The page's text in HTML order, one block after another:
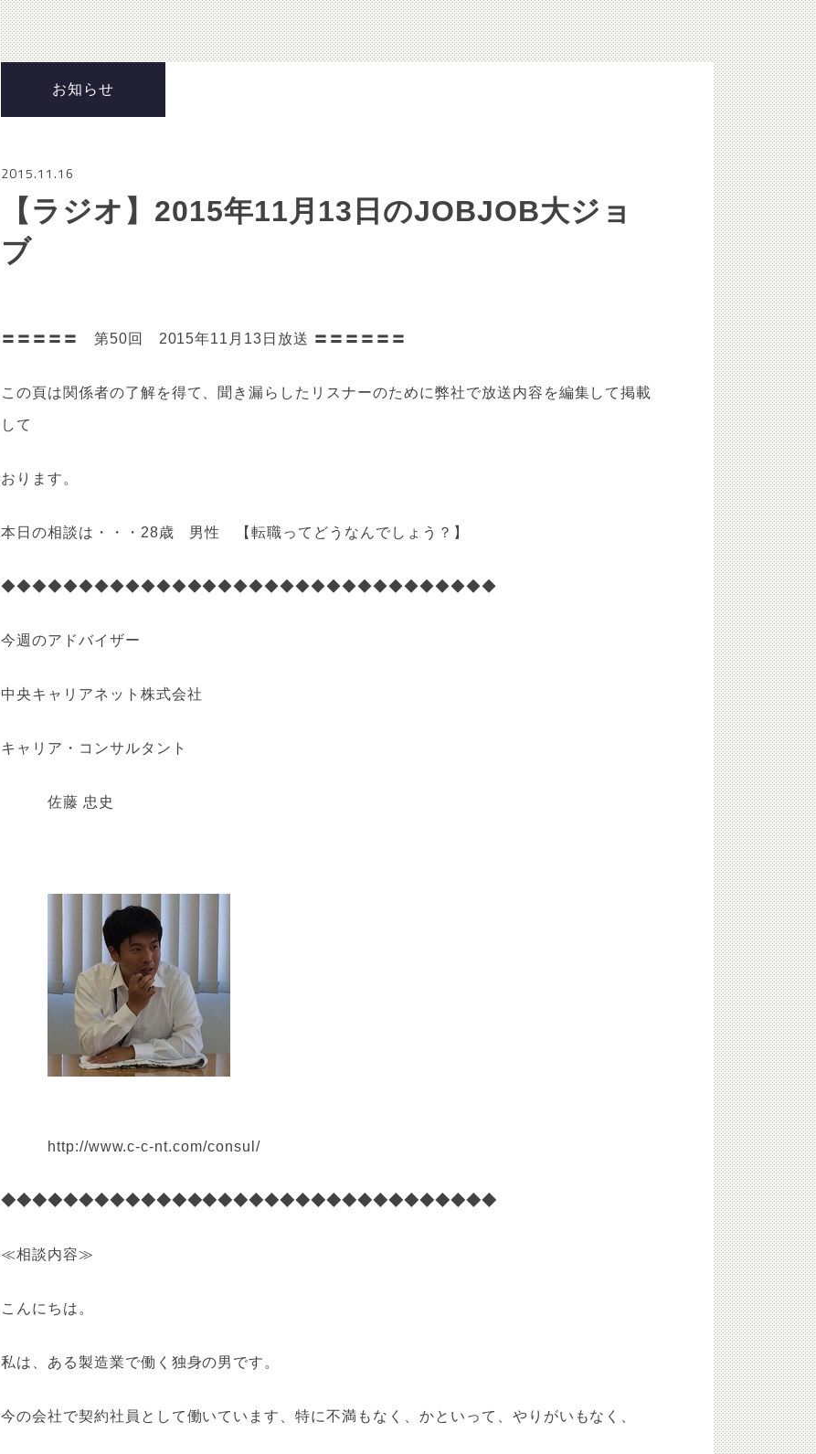
お知らせ
2015.11.16
【ラジオ】2015年11月13日のJOBJOB大ジョ
ブ
〓〓〓〓〓 第50回 2015年11月13日放送 〓〓〓〓〓〓
この頁は関係者の了解を得て、聞き漏らしたリスナーのために弊社で放送内容を編集して掲載
して
おります。
本日の相談は・・・28歳 男性 【転職ってどうなんでしょう？】
◆◆◆◆◆◆◆◆◆◆◆◆◆◆◆◆◆◆◆◆◆◆◆◆◆◆◆◆◆◆◆◆
今週のアドバイザー
中央キャリアネット株式会社
キャリア・コンサルタント
佐藤 忠史
http://www.c-c-nt.com/consul/
◆◆◆◆◆◆◆◆◆◆◆◆◆◆◆◆◆◆◆◆◆◆◆◆◆◆◆◆◆◆◆◆
≪相談内容≫
こんにちは。
私は、ある製造業で働く独身の男です。
今の会社で契約社員として働いています、特に不満もなく、かといって、やりがいもなく、